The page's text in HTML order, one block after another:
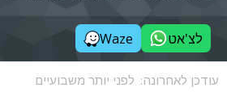
לצ'אט Waze
עודכן לאחרונה: לפני יותר משבועיים